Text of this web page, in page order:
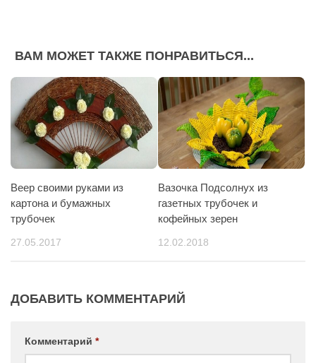
ВАМ МОЖЕТ ТАКЖЕ ПОНРАВИТЬСЯ...
Веер своими руками из
картона и бумажных
трубочек
27.05.2017
Вазочка Подсолнух из
газетных трубочек и
кофейных зерен
12.02.2018
ДОБАВИТЬ КОММЕНТАРИЙ
Комментарий *